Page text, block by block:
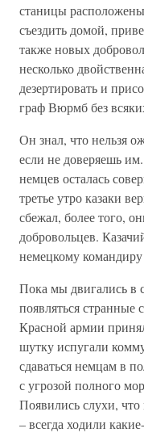
станицы
съездить домой,
также новых
несколько
дезертировать и
граф Вюрмб без
Он знал, что нельзя
если не доверяешь
немцев осталась
третье утро казаки
сбежал, более того,
добровольцев.
немецкому
Пока мы двигались в
появляться странные
Красной армии
шутку испугали
сдаваться немцам в
с угрозой полного
Появились слухи,
– всегда ходили